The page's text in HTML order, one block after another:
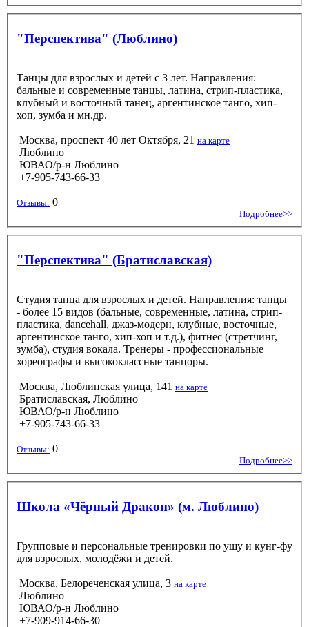
"Перспектива" (Люблино)
Танцы для взрослых и детей с 3 лет. Направления:
бальные и современные танцы, латина, стрип-пластика,
клубный и восточный танец, аргентинское танго, хип-
хоп, зумба и мн.др.
Москва, проспект 40 лет Октября, 21 на карте
Люблино
ЮВАО/р-н Люблино
+7-905-743-66-33
Отзывы: 0
Подробнее>>
"Перспектива" (Братиславская)
Студия танца для взрослых и детей. Направления: танцы
- более 15 видов (бальные, современные, латина, стрип-
пластика, dancehall, джаз-модерн, клубные, восточные,
аргентинское танго, хип-хоп и т.д.), фитнес (стретчинг,
зумба), студия вокала. Тренеры - профессиональные
хореографы и высококлассные танцоры.
Москва, Люблинская улица, 141 на карте
Братиславская, Люблино
ЮВАО/р-н Люблино
+7-905-743-66-33
Отзывы: 0
Подробнее>>
Школа «Чёрный Дракон» (м. Люблино)
Групповые и персональные тренировки по ушу и кунг-фу
для взрослых, молодёжи и детей.
Москва, Белореченская улица, 3 на карте
Люблино
ЮВАО/р-н Люблино
+7-909-914-66-30